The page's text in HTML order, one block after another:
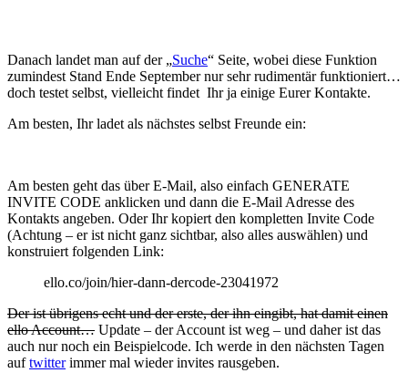
Danach landet man auf der „Suche“ Seite, wobei diese Funktion
zumindest Stand Ende September nur sehr rudimentär funktioniert…
doch testet selbst, vielleicht findet Ihr ja einige Eurer Kontakte.
Am besten, Ihr ladet als nächstes selbst Freunde ein:
Am besten geht das über E-Mail, also einfach GENERATE
INVITE CODE anklicken und dann die E-Mail Adresse des
Kontakts angeben. Oder Ihr kopiert den kompletten Invite Code
(Achtung – er ist nicht ganz sichtbar, also alles auswählen) und
konstruiert folgenden Link:
ello.co/join/hier-dann-dercode-23041972
Der ist übrigens echt und der erste, der ihn eingibt, hat damit einen
ello Account… Update – der Account ist weg – und daher ist das
auch nur noch ein Beispielcode. Ich werde in den nächsten Tagen
auftwitterimmer mal wieder invites rausgeben.